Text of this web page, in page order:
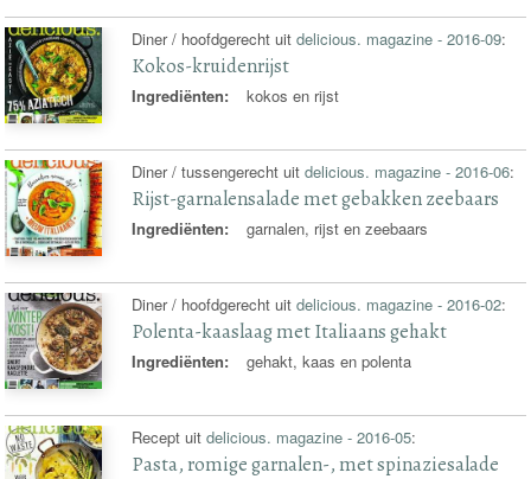
Diner / hoofdgerecht uitdelicious. magazine - 2016-09:
Kokos-kruidenrijst
Ingrediënten: kokos en rijst
Diner / tussengerecht uitdelicious. magazine - 2016-06:
Rijst-garnalensalade met gebakken zeebaars
Ingrediënten: garnalen, rijst en zeebaars
Diner / hoofdgerecht uitdelicious. magazine - 2016-02:
Polenta-kaaslaag met Italiaans gehakt
Ingrediënten: gehakt, kaas en polenta
Recept uitdelicious. magazine - 2016-05:
Pasta, romige garnalen-, met spinaziesalade